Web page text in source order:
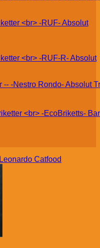
Absolut
Absolut
Absolut
Leonardo Catfood